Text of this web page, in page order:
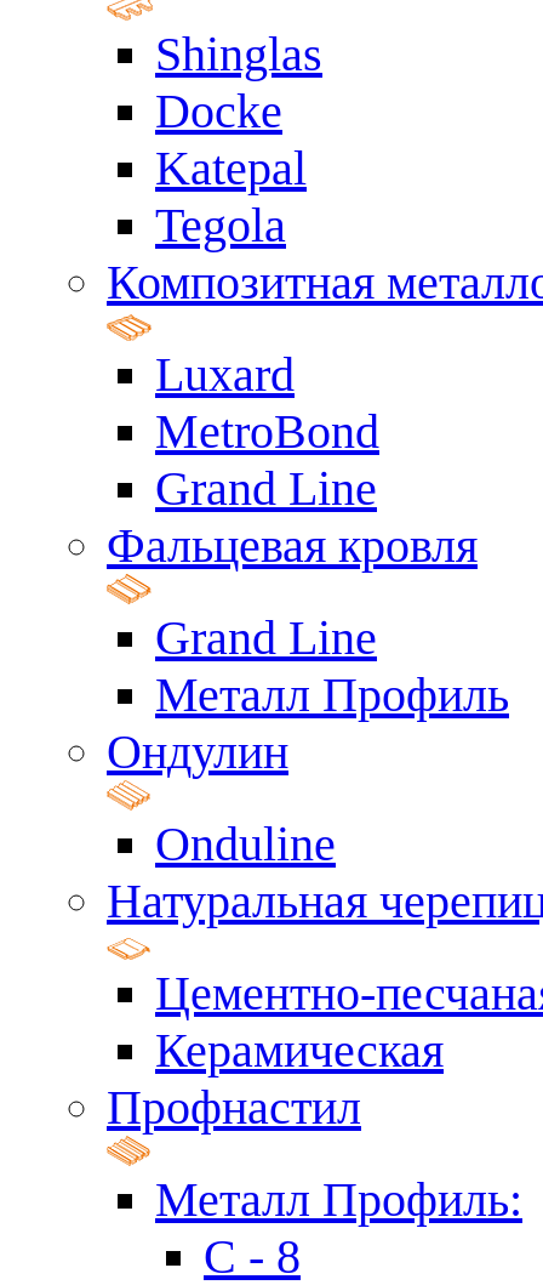
Shinglas
Docke
Katepal
Tegola
Композитная
Luxard
MetroBond
Grand Line
Фальцевая кровля
Grand Line
Металл Профиль
Ондулин
Onduline
Натуральная
Цементно-
Керамическая
Профнастил
Металл Профиль:
C - 8